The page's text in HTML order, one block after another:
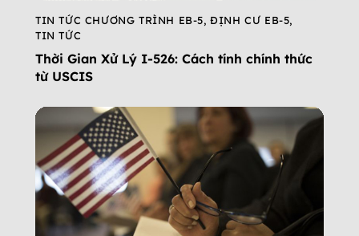
TIN TỨC CHƯƠNG TRÌNH EB-5,ĐỊNH CƯ EB-5,
TIN TỨC
Thời Gian Xử Lý I-526: Cách tính chính thức
từ USCIS